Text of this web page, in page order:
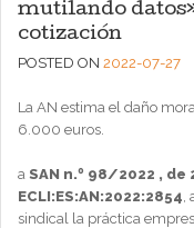
mutilando
cotización
POSTED ON 2022-07-27
La AN estima el daño
6.000 euros.
a SAN n.º 98/2022 , de
ECLI:ES:AN:2022:2854,
sindical la práctica